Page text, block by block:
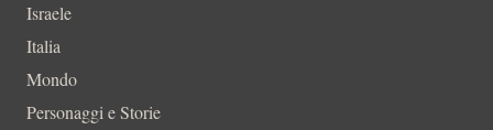
Israele
Italia
Mondo
Personaggi e Storie